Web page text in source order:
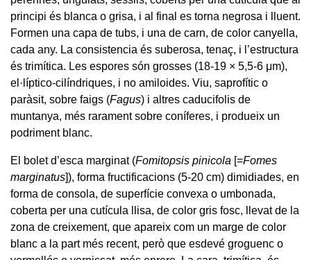
principi és blanca o grisa, i al final es torna negrosa i lluent.
Formen una capa de tubs, i una de carn, de color canyella,
cada any. La consistencia és suberosa, tenaç, i l’estructura
és trimítica. Les espores són grosses (18-19 × 5,5-6 μm),
el·líptico-cilíndriques, i no amiloides. Viu, saprofític o
paràsit, sobre faigs (Fagus) i altres caducifolis de
muntanya, més rarament sobre coníferes, i produeix un
podriment blanc.
El bolet d’esca marginat (Fomitopsis pinicola [=Fomes
marginatus]), forma fructificacions (5-20 cm) dimidiades, en
forma de consola, de superfície convexa o umbonada,
coberta per una cutícula llisa, de color gris fosc, llevat de la
zona de creixement, que apareix com un marge de color
blanc a la part més recent, però que esdevé groguenc o